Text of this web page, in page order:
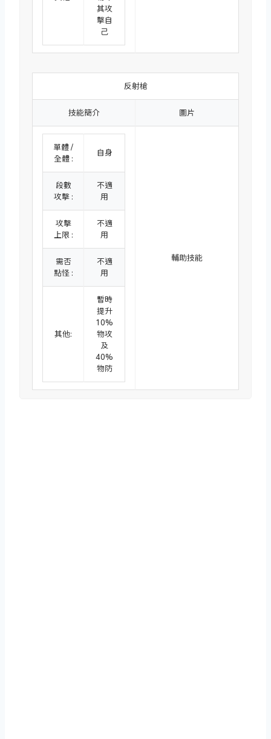
其攻
擊自
己
反射槍
技能簡介 圖片
單體 /
全體 :
自身
段數
攻擊 :
不適
用
攻擊
上限 :
不適
用
需否
點怪 :
不適
用
其他:
暫時
提升
10%
物攻
及
40%
物防
輔助技能